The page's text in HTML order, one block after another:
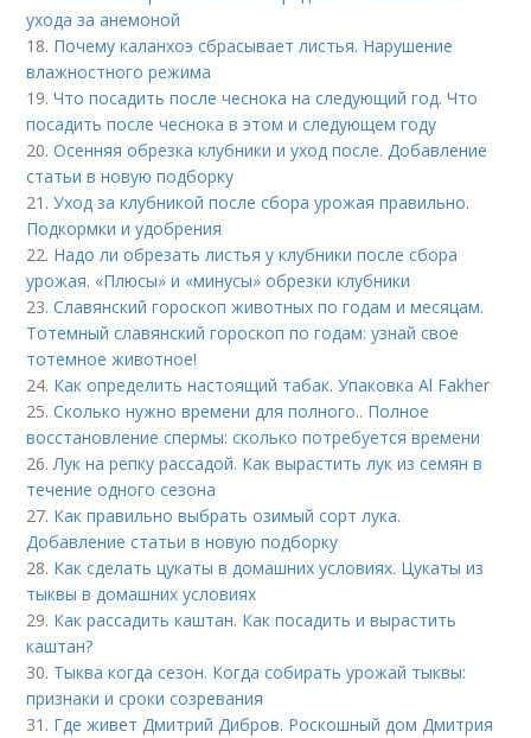
ухода за анемоной
18. Почему каланхоэ сбрасывает листья. Нарушение
влажностного режима
19.Что посадить после чеснока на следующий год. Что
посадить после чеснока в этом и следующем году
20.Осенняя обрезка клубники и уход после. Добавление
статьи в новую подборку
21.Уход за клубникой после сбора урожая правильно.
Подкормки и удобрения
22. Надо ли обрезать листья у клубники после сбора
урожая. «Плюсы» и «минусы» обрезки клубники
23.Славянский гороскоп животных по годам и месяцам.
Тотемный славянский гороскоп по годам: узнай свое
тотемное животное!
24. Как определить настоящий табак. Упаковка Al Fakher
25.Сколько нужно времени для полного.. Полное
восстановление спермы: сколько потребуется времени
26.Лук на репку рассадой. Как вырастить лук из семян в
течение одного сезона
27. Как правильно выбрать озимый сорт лука.
Добавление статьи в новую подборку
28. Как сделать цукаты в домашних условиях. Цукаты из
тыквы в домашних условиях
29. Как рассадить каштан. Как посадить и вырастить
каштан?
30. Тыква когда сезон. Когда собирать урожай тыквы:
признаки и сроки созревания
31. Где живет Дмитрий Дибров. Роскошный дом Дмитрия